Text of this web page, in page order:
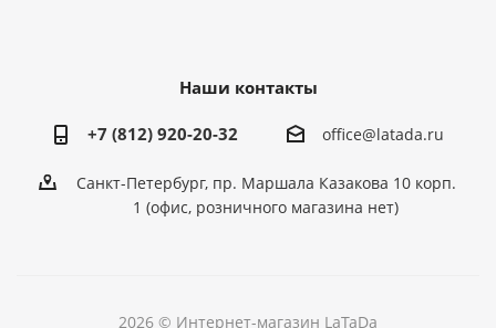
Наши контакты
+7 (812) 920-20-32 office@latada.ru
Санкт-Петербург, пр. Маршала Казакова 10 корп.
1 (офис, розничного магазина нет)
2026 © Интернет-магазин LaTaDa